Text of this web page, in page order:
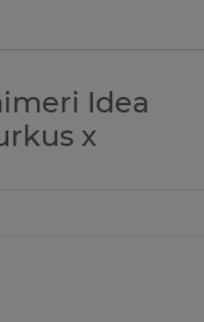
Idea
x